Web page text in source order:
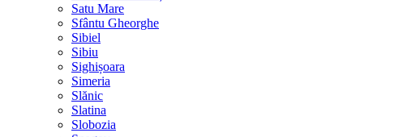
Satu Mare
Sfântu Gheorghe
Sibiel
Sibiu
Sighișoara
Simeria
Slănic
Slatina
Slobozia